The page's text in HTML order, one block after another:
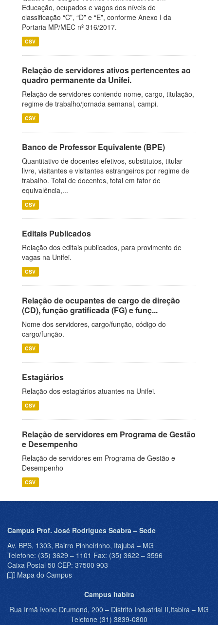
Educação, ocupados e vagos dos níveis de
classificação “C”, “D” e “E”, conforme Anexo I da
Portaria MP/MEC nº 316/2017.
CSV
Relação de servidores ativos pertencentes ao
quadro permanente da Unifei.
Relação de servidores contendo nome, cargo, titulação,
regime de trabalho/jornada semanal, campi.
CSV
Banco de Professor Equivalente (BPE)
Quantitativo de docentes efetivos, substitutos, titular-
livre, visitantes e visitantes estrangeiros por regime de
trabalho. Total de docentes, total em fator de
equivalência,...
CSV
Editais Publicados
Relação dos editais publicados, para provimento de
vagas na Unifei.
CSV
Relação de ocupantes de cargo de direção
(CD), função gratificada (FG) e funç...
Nome dos servidores, cargo/função, código do
cargo/função.
CSV
Estagiários
Relação dos estagiários atuantes na Unifei.
CSV
Relação de servidores em Programa de Gestão
e Desempenho
Relação de servidores em Programa de Gestão e
Desempenho
CSV
Campus Prof. José Rodrigues Seabra – Sede
Av. BPS, 1303, Bairro Pinheirinho, Itajubá – MG
Telefone: (35) 3629 – 1101 Fax: (35) 3622 – 3596
Caixa Postal 50 CEP: 37500 903
Mapa do Campus
Campus Itabira
Rua Irmã Ivone Drumond, 200 – Distrito Industrial II,Itabira – MG
Telefone (31) 3839-0800